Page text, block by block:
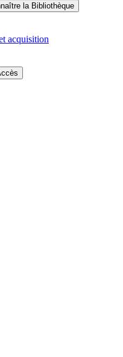
la Bibliothèque
acquisition